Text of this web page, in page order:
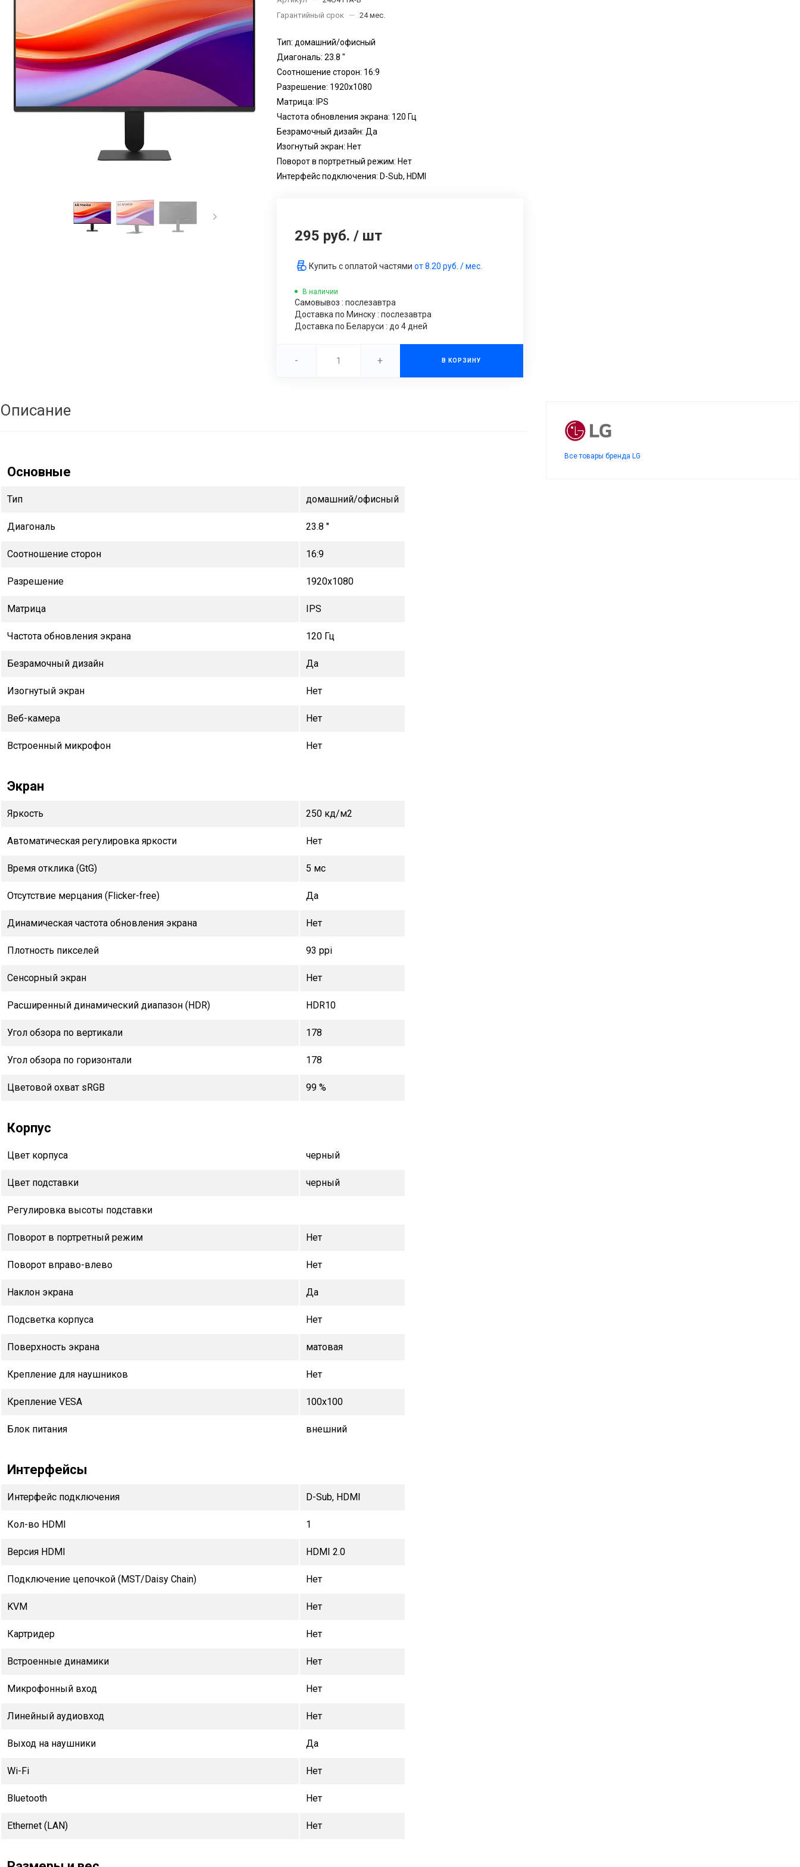
Гарантийный срок
— 24 мес.
Тип: домашний/офисный
Диагональ: 23.8 "
Соотношение сторон: 16:9
Разрешение: 1920x1080
Матрица: IPS
Частота обновления экрана: 120 Гц
Безрамочный дизайн: Да
Изогнутый экран: Нет
Поворот в портретный режим: Нет
Интерфейс подключения: D-Sub, HDMI
295 руб. / шт
Купить с оплатой частямиот8.20 руб. / мес.
В наличии
Самовывоз : послезавтра
Доставка по Минску : послезавтра
Доставка по Беларуси : до 4 дней
- + В КОРЗИНУ
Описание
Основные
Тип домашний/офисный
Диагональ 23.8 "
Соотношение сторон 16:9
Разрешение 1920x1080
Матрица IPS
Частота обновления экрана 120 Гц
Безрамочный дизайн Да
Изогнутый экран Нет
Веб-камера Нет
Встроенный микрофон Нет
Экран
Яркость 250 кд/м2
Автоматическая регулировка яркости Нет
Время отклика (GtG) 5 мс
Отсутствие мерцания (Flicker-free) Да
Динамическая частота обновления экрана Нет
Плотность пикселей 93 ppi
Сенсорный экран Нет
Расширенный динамический диапазон (HDR) HDR10
Угол обзора по вертикали 178
Угол обзора по горизонтали 178
Цветовой охват sRGB 99 %
Корпус
Цвет корпуса черный
Цвет подставки черный
Регулировка высоты подставки
Поворот в портретный режим Нет
Поворот вправо-влево Нет
Наклон экрана Да
Подсветка корпуса Нет
Поверхность экрана матовая
Крепление для наушников Нет
Крепление VESA 100x100
Блок питания внешний
Интерфейсы
Интерфейс подключения D-Sub, HDMI
Кол-во HDMI 1
Версия HDMI HDMI 2.0
Подключение цепочкой (MST/Daisy Chain) Нет
KVM Нет
Картридер Нет
Встроенные динамики Нет
Микрофонный вход Нет
Линейный аудиовход Нет
Выход на наушники Да
Wi-Fi Нет
Bluetooth Нет
Ethernet (LAN) Нет
Все товары бренда LG